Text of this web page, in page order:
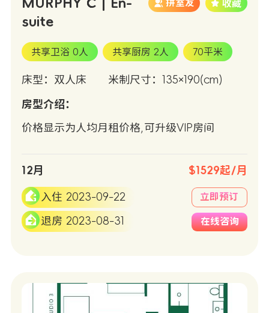
MURPHY C | En-
suite
拼室友
共享卫浴 0人 共享厨房 2人 70平米
床型：双人床 米制尺寸：135×190(cm)
房型介绍：
价格显示为人均月租价格,可升级VIP房间
12月 $1529起/月
入住 2023-09-22
退房 2023-08-31
立即预订
在线咨询